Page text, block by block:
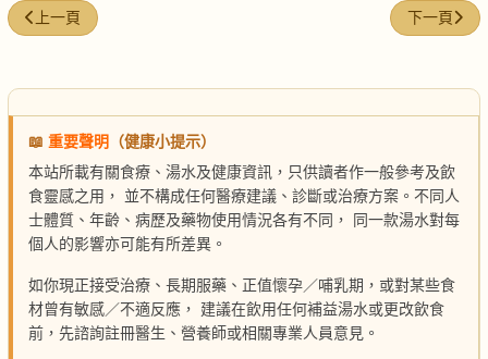
上一篇文章: 烏髮養神補腦湯
上一頁 下一篇文章
下一頁
📖 重要聲明
（健康小提示）
本站所載有關食療、湯水及健康資訊，只供讀者作一般參考及飲
食靈感之用， 並不構成任何醫療建議、診斷或治療方案。不同人
士體質、年齡、病歷及藥物使用情況各有不同， 同一款湯水對每
個人的影響亦可能有所差異。
如你現正接受治療、長期服藥、正值懷孕／哺乳期，或對某些食
材曾有敏感／不適反應， 建議在飲用任何補益湯水或更改飲食
前，先諮詢註冊醫生、營養師或相關專業人員意見。